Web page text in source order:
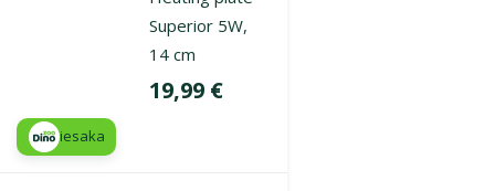
Superior 5W,
14 cm
Cena
19,99 €
iesaka